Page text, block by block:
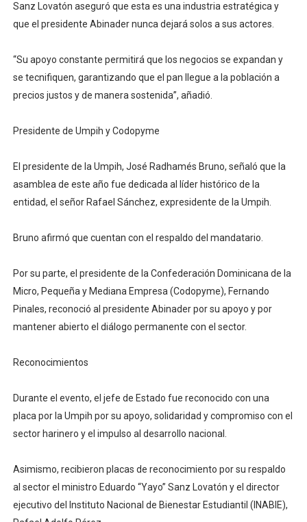
Sanz Lovatón aseguró que esta es una industria estratégica y
que el presidente Abinader nunca dejará solos a sus actores.
“Su apoyo constante permitirá que los negocios se expandan y
se tecnifiquen, garantizando que el pan llegue a la población a
precios justos y de manera sostenida”, añadió.
Presidente de Umpih y Codopyme
El presidente de la Umpih, José Radhamés Bruno, señaló que la
asamblea de este año fue dedicada al líder histórico de la
entidad, el señor Rafael Sánchez, expresidente de la Umpih.
Bruno afirmó que cuentan con el respaldo del mandatario.
Por su parte, el presidente de la Confederación Dominicana de la
Micro, Pequeña y Mediana Empresa (Codopyme), Fernando
Pinales, reconoció al presidente Abinader por su apoyo y por
mantener abierto el diálogo permanente con el sector.
Reconocimientos
Durante el evento, el jefe de Estado fue reconocido con una
placa por la Umpih por su apoyo, solidaridad y compromiso con el
sector harinero y el impulso al desarrollo nacional.
Asimismo, recibieron placas de reconocimiento por su respaldo
al sector el ministro Eduardo “Yayo” Sanz Lovatón y el director
ejecutivo del Instituto Nacional de Bienestar Estudiantil (INABIE),